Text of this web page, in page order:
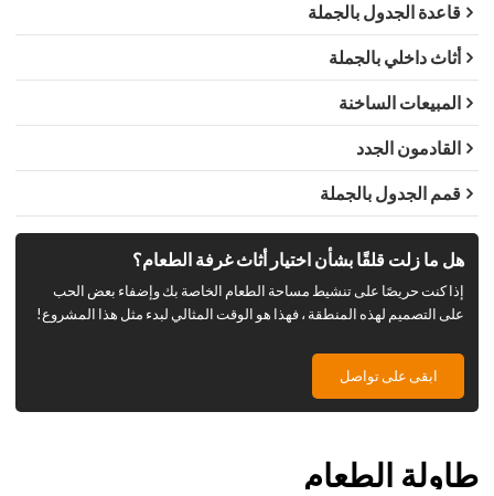
قاعدة الجدول بالجملة
أثاث داخلي بالجملة
المبيعات الساخنة
القادمون الجدد
قمم الجدول بالجملة
هل ما زلت قلقًا بشأن اختيار أثاث غرفة الطعام؟
إذا كنت حريصًا على تنشيط مساحة الطعام الخاصة بك وإضفاء بعض الحب
على التصميم لهذه المنطقة ، فهذا هو الوقت المثالي لبدء مثل هذا المشروع!
ابقى على تواصل
طاولة الطعام